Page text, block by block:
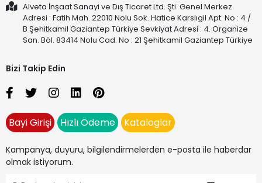
Alveta İnşaat Sanayi ve Dış Ticaret Ltd. Şti. Genel Merkez
Adresi : Fatih Mah. 22010 Nolu Sok. Hatice Karslıgil Apt. No : 4 /
B Şehitkamil Gaziantep Türkiye Sevkiyat Adresi : 4. Organize
San. Böl. 83414 Nolu Cad. No : 21 Şehitkamil Gaziantep Türkiye
Bizi Takip Edin
Bayi Girişi Hızlı Ödeme Kataloglar
Kampanya, duyuru, bilgilendirmelerden e-posta ile haberdar
olmak istiyorum.